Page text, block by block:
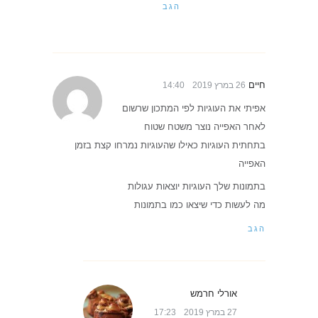
הגב
חיים 26 במרץ 2019 14:40
אפיתי את העוגיות לפי המתכון שרשום
לאחר האפייה נוצר משטח שטוח
בתחתית העוגיות כאילו שהעוגיות נמרחו קצת בזמן
האפייה
בתמונות שלך העוגיות יוצאות עגולות
מה לעשות כדי שיצאו כמו בתמונות
הגב
אורלי חרמש
27 במרץ 2019 17:23